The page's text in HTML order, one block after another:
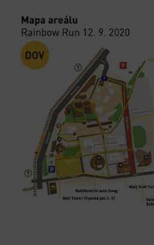
Heligonka
HopJump
Lezecká stěna
Národní zemědělské muzeum
Fajna Dilna
FUTUREUM
Prohlídky
Dolní Vítkovice
Hornické muzeum